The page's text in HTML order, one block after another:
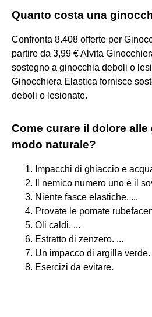
Quanto costa una
Confronta 8.408 offerte per
partire da 3,99 € Alvita
sostegno a ginocchia deboli o
Ginocchiera Elastica fornisce
deboli o lesionate.
Come curare il dolore
modo naturale?
Impacchi di ghiaccio e
Il nemico numero uno è il
Niente fasce elastiche. ...
Provate le pomate
Oli caldi. ...
Estratto di zenzero. ...
Un impacco di argilla verde.
Esercizi da evitare.